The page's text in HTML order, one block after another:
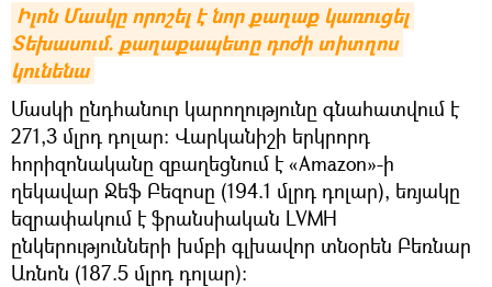
Իլոն Մասկը որոշել է նոր քաղաք կառուցել
Տեխասում. քաղաքապետը դոժի տիտղոս
կունենա
Մասկի ընդհանուր կարողությունը գնահատվում է
271,3 մլրդ դոլար։ Վարկանիշի երկրորդ
հորիզոնականը զբաղեցնում է «Amazon»-ի
ղեկավար Ջեֆ Բեզոսը (194.1 մլրդ դոլար), եռյակը
եզրափակում է ֆրանսիական LVMH
ընկերությունների խմբի գլխավոր տնօրեն Բեռնար
Առնոն (187.5 մլրդ դոլար):